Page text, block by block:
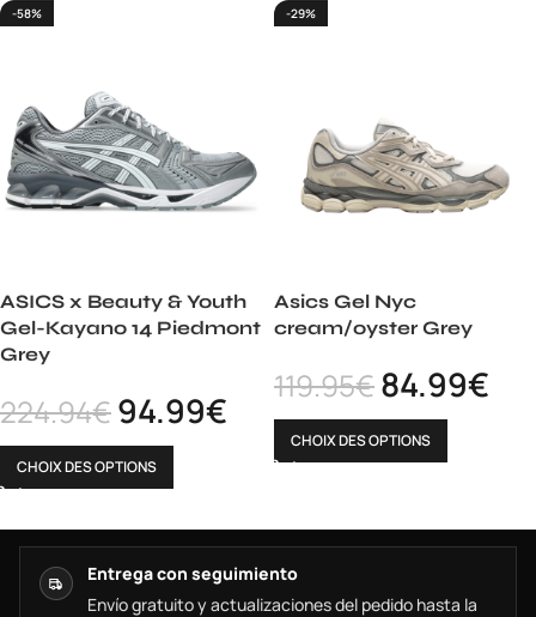
-58%
ASICS x Beauty & Youth
Gel-Kayano 14 Piedmont
Grey
224.94€94.99€
CHOIX DES OPTIONS
-29%
Asics Gel Nyc
cream/oyster Grey
119.95€84.99€
CHOIX DES OPTIONS
Entrega con seguimiento
Envío gratuito y actualizaciones del pedido hasta la